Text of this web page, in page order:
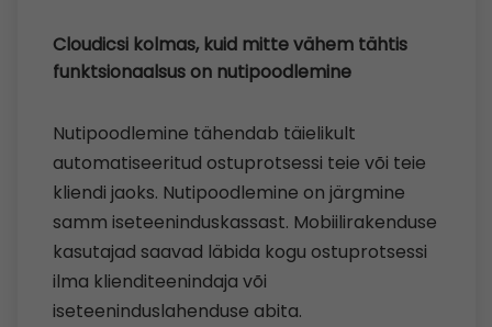
Cloudicsi kolmas, kuid mitte vähem tähtis
funktsionaalsus on nutipoodlemine
Nutipoodlemine tähendab täielikult
automatiseeritud ostuprotsessi teie või teie
kliendi jaoks. Nutipoodlemine on järgmine
samm iseteeninduskassast. Mobiilirakenduse
kasutajad saavad läbida kogu ostuprotsessi
ilma klienditeenindaja või
iseteeninduslahenduse abita.